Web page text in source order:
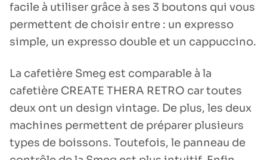
facile à utiliser grâce à ses 3 boutons qui vous
permettent de choisir entre : un expresso
simple, un expresso double et un cappuccino.
La cafetière Smeg est comparable à la
cafetière CREATE THERA RETRO car toutes
deux ont un design vintage. De plus, les deux
machines permettent de préparer plusieurs
types de boissons. Toutefois, le panneau de